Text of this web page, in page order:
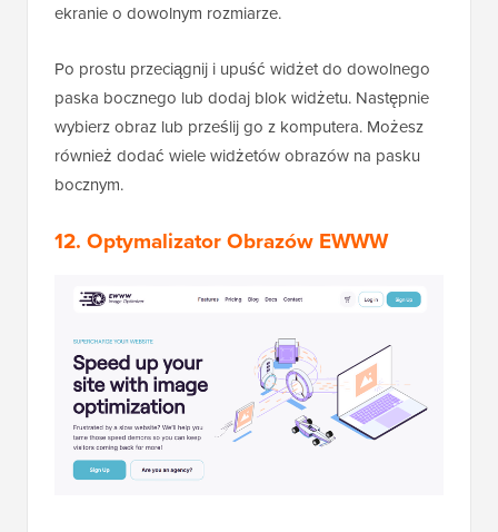
ekranie o dowolnym rozmiarze.
Po prostu przeciągnij i upuść widżet do dowolnego
paska bocznego lub dodaj blok widżetu. Następnie
wybierz obraz lub prześlij go z komputera. Możesz
również dodać wiele widżetów obrazów na pasku
bocznym.
12. Optymalizator Obrazów EWWW